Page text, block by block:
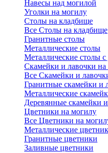
Навесы над могилой
Уголки на могилу
Столы на кладбище
Все Столы на кладбище
Гранитные столы
Металлические столы
Металлические столы с
Скамейки и лавочки
Все Скамейки и
Гранитные скамейки и
Металлические
Деревянные скамейки
Цветники на могилу
Все Цветники на
Металлические
Гранитные цветники
Заливные цветники